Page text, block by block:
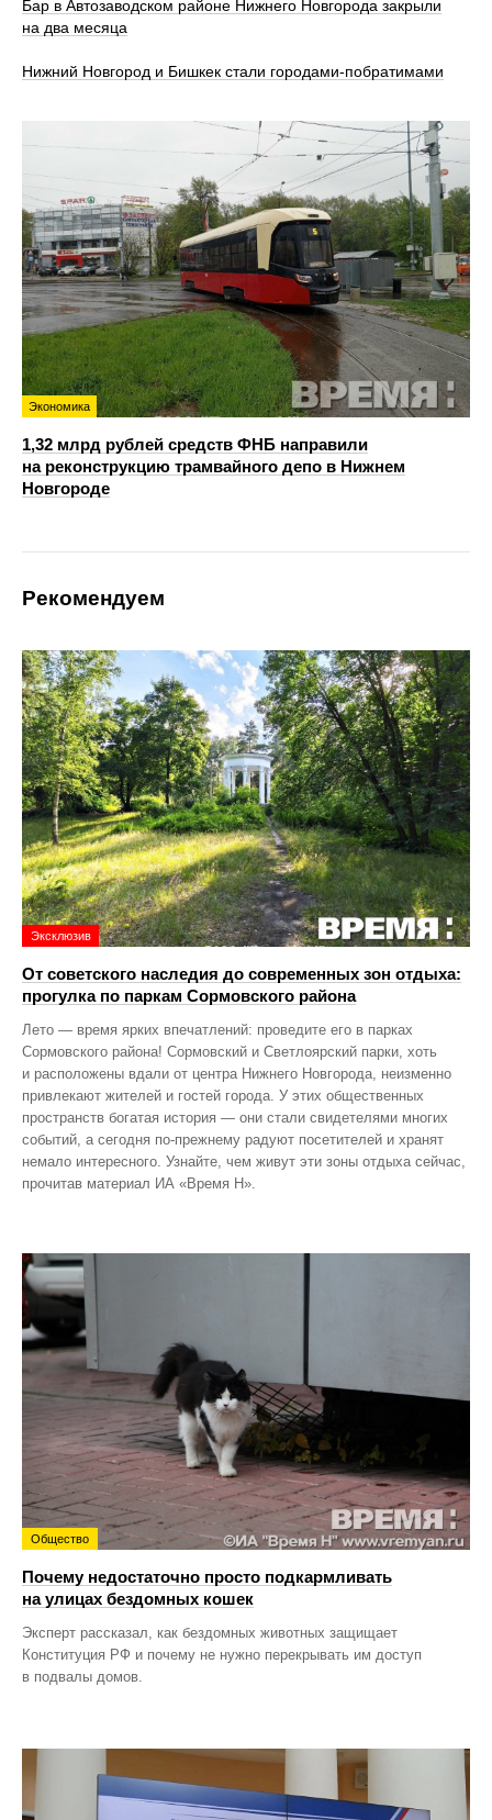
Бар в Автозаводском районе Нижнего Новгорода закрыли
на два месяца
Нижний Новгород и Бишкек стали городами-побратимами
Экономика
1,32 млрд рублей средств ФНБ направили
на реконструкцию трамвайного депо в Нижнем
Новгороде
Рекомендуем
Эксклюзив
От советского наследия до современных зон отдыха:
прогулка по паркам Сормовского района
Лето — время ярких впечатлений: проведите его в парках
Сормовского района! Сормовский и Светлоярский парки, хоть
и расположены вдали от центра Нижнего Новгорода, неизменно
привлекают жителей и гостей города. У этих общественных
пространств богатая история — они стали свидетелями многих
событий, а сегодня по‑прежнему радуют посетителей и хранят
немало интересного. Узнайте, чем живут эти зоны отдыха сейчас,
прочитав материал ИА «Время Н».
Общество
Почему недостаточно просто подкармливать
на улицах бездомных кошек
Эксперт рассказал, как бездомных животных защищает
Конституция РФ и почему не нужно перекрывать им доступ
в подвалы домов.